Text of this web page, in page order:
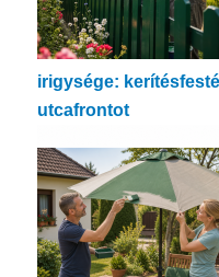
irigysége:
utcafrontot